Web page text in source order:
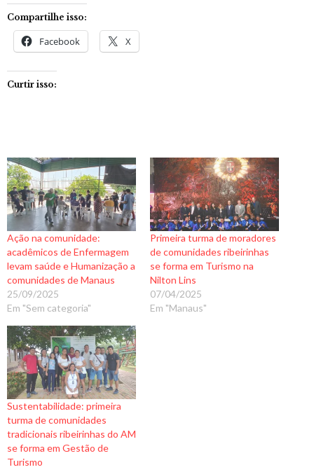
Compartilhe isso:
Facebook X
Curtir isso:
Ação na comunidade:
acadêmicos de Enfermagem
levam saúde e Humanização a
comunidades de Manaus
25/09/2025
Em "Sem categoria"
Primeira turma de moradores
de comunidades ribeirinhas
se forma em Turismo na
Nilton Lins
07/04/2025
Em "Manaus"
Sustentabilidade: primeira
turma de comunidades
tradicionais ribeirinhas do AM
se forma em Gestão de
Turismo